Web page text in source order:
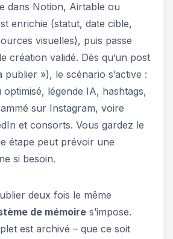
dans Notion, Airtable ou
enrichie (statut, date cible,
visuelles), puis passe
création validé. Dès qu’un post
publier »), le scénario s’active :
légende IA, hashtags,
sur Instagram, voire
et consorts. Vous gardez le
étape peut prévoir une
si besoin.
deux fois le même
de mémoire s’impose.
est archivé – que ce soit